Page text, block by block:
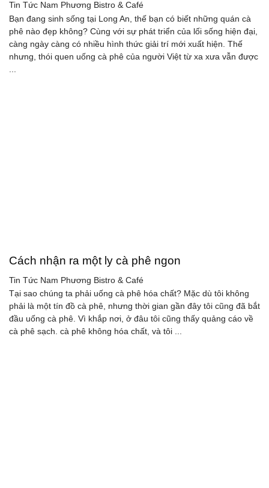
Tin Tức Nam Phương Bistro & Café
Bạn đang sinh sống tại Long An, thế bạn có biết những quán cà
phê nào đẹp không? Cùng với sự phát triển của lối sống hiện đại,
càng ngày càng có nhiều hình thức giải trí mới xuất hiện. Thế
nhưng, thói quen uống cà phê của người Việt từ xa xưa vẫn được
Cách nhận ra một ly cà phê ngon
Tin Tức Nam Phương Bistro & Café
Tại sao chúng ta phải uống cà phê hóa chất? Mặc dù tôi không
phải là một tín đồ cà phê, nhưng thời gian gần đây tôi cũng đã bắt
đầu uống cà phê. Vì khắp nơi, ở đâu tôi cũng thấy quảng cáo về
cà phê sạch. cà phê không hóa chất, và tôi ...